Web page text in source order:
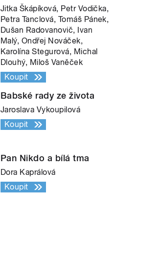
Jitka Škápíková, Petr Vodička,
Petra Tanclová, Tomáš Pánek,
Dušan Radovanovič, Ivan
Malý, Ondřej Nováček,
Karolína Stegurová, Michal
Dlouhý, Miloš Vaněček
Koupit
Babské rady ze života
Jaroslava Vykoupilová
Koupit
Pan Nikdo a bílá tma
Dora Kaprálová
Koupit